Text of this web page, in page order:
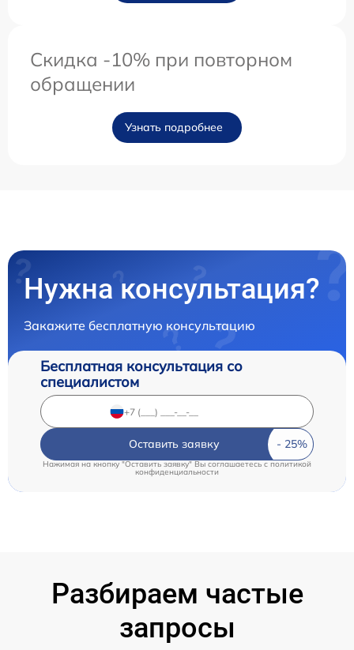
Скидка -10% при повторном
обращении
Узнать подробнее
Нужна консультация?
Закажите бесплатную консультацию
Бесплатная консультация со
специалистом
Оставить заявку
Нажимая на кнопку "Оставить заявку" Вы соглашаетесь c политикой
конфиденциальности
Разбираем частые
запросы